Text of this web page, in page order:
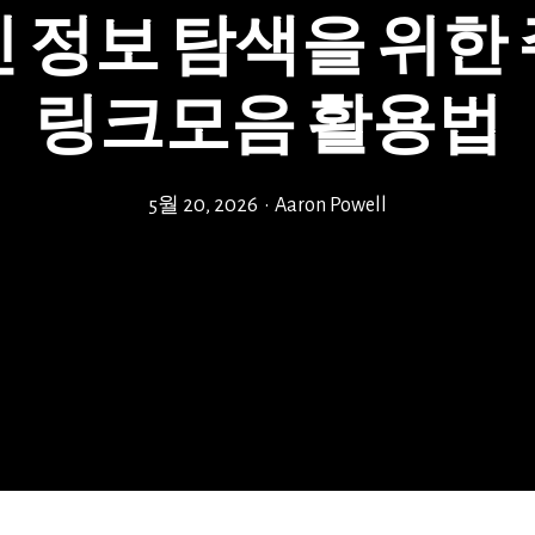
정보 탐색을 위한
링크모음 활용법
5월 20, 2026 • Aaron Powell